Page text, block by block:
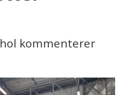
kommenterer